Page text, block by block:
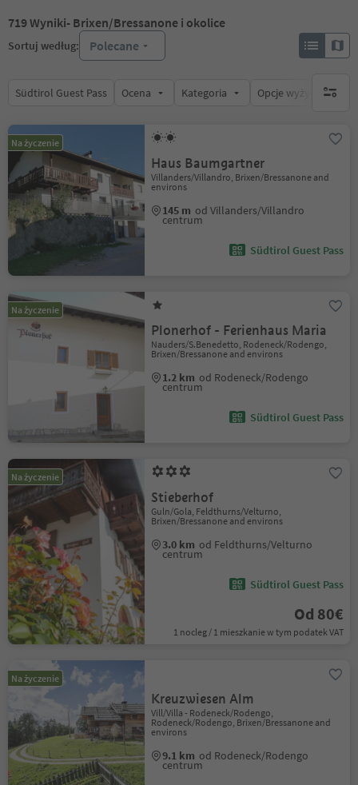
719Wyniki- Brixen/Bressanone i okolice
Sortuj według: Polecane
Südtirol Guest Pass Ocena Kategoria Opcje wyżywieniabrak
Na życzenie
Haus Baumgartner
Villanders/Villandro, Brixen/Bressanone and
environs
145 m od Villanders/Villandro
centrum
Südtirol Guest Pass
Na życzenie
Plonerhof - Ferienhaus Maria
Nauders/S.Benedetto, Rodeneck/Rodengo,
Brixen/Bressanone and environs
1.2 km od Rodeneck/Rodengo
centrum
Südtirol Guest Pass
Na życzenie
Stieberhof
Guln/Gola, Feldthurns/Velturno,
Brixen/Bressanone and environs
3.0 km od Feldthurns/Velturno
centrum
Südtirol Guest Pass
Od 80€
1 nocleg / 1 mieszkanie w tym podatek VAT
Na życzenie
Kreuzwiesen Alm
Vill/Villa - Rodeneck/Rodengo,
Rodeneck/Rodengo, Brixen/Bressanone and
environs
9.1 km od Rodeneck/Rodengo
centrum